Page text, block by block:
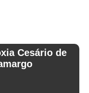
Cesário de